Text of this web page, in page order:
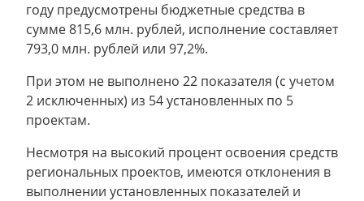
году предусмотрены бюджетные средства в
сумме 815,6 млн. рублей, исполнение составляет
793,0 млн. рублей или 97,2%.
При этом не выполнено 22 показателя (с учетом
2 исключенных) из 54 установленных по 5
проектам.
Несмотря на высокий процент освоения средств
региональных проектов, имеются отклонения в
выполнении установленных показателей и